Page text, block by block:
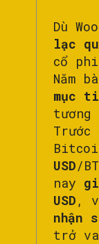
Dù
lạc
cổ
Năm
mục
Trước
USD/
nay
USD ,
nhận
trở